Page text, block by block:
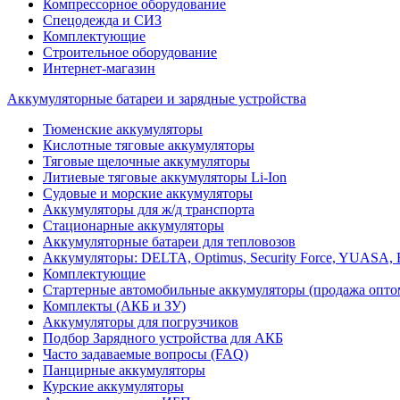
Компрессорное оборудование
Спецодежда и СИЗ
Комплектующие
Строительное оборудование
Интернет-магазин
Аккумуляторные батареи и зарядные устройства
Тюменские аккумуляторы
Кислотные тяговые аккумуляторы
Тяговые щелочные аккумуляторы
Литиевые тяговые аккумуляторы Li-Ion
Судовые и морские аккумуляторы
Аккумуляторы для ж/д транспорта
Стационарные аккумуляторы
Аккумуляторные батареи для тепловозов
Аккумуляторы: DELTA, Optimus, Security Force,
Комплектующие
Стартерные автомобильные аккумуляторы (продажа
Комплекты (АКБ и ЗУ)
Аккумуляторы для погрузчиков
Подбор Зарядного устройства для АКБ
Часто задаваемые вопросы (FAQ)
Панцирные аккумуляторы
Курские аккумуляторы